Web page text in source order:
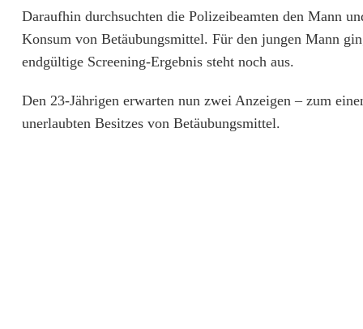
D
r
o
g
e
Daraufhin durchsuchten die Polizeibeamten den Mann
Konsum von Betäubungsmittel. Für den jungen Mann
endgültige Screening-Ergebnis steht noch aus.
Den 23-Jährigen erwarten nun zwei Anzeigen – zum
unerlaubten Besitzes von Betäubungsmittel.